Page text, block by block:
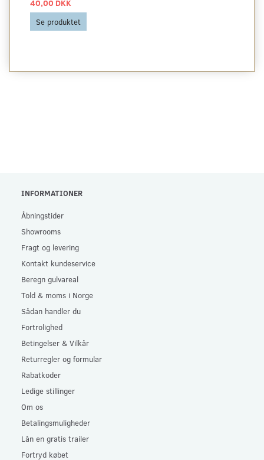
40,00 DKK
Se produktet
INFORMATIONER
Åbningstider
Showrooms
Fragt og levering
Kontakt kundeservice
Beregn gulvareal
Told & moms i Norge
Sådan handler du
Fortrolighed
Betingelser & Vilkår
Returregler og formular
Rabatkoder
Ledige stillinger
Om os
Betalingsmuligheder
Lån en gratis trailer
Fortryd købet